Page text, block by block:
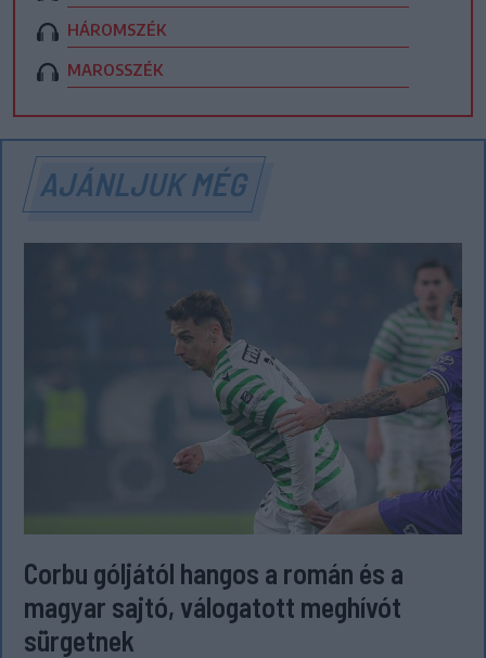
HÁROMSZÉK
MAROSSZÉK
AJÁNLJUK MÉG
Corbu góljától hangos a román és a
magyar sajtó, válogatott meghívót
sürgetnek